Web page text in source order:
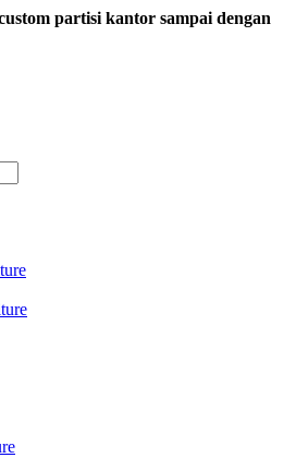
partisi kantor sampai dengan